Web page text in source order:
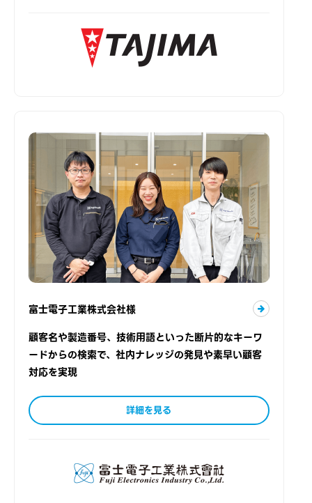
富士電子工業株式会社様
顧客名や製造番号、技術用語といった断片的なキーワ
ードからの検索で、社内ナレッジの発見や素早い顧客
対応を実現
詳細を見る